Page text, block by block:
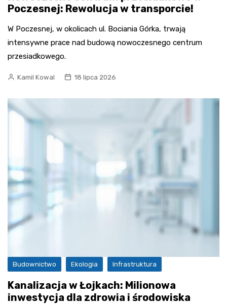
Poczesnej: Rewolucja w transporcie!
W Poczesnej, w okolicach ul. Bociania Górka, trwają
intensywne prace nad budową nowoczesnego centrum
przesiadkowego.
Kamil Kowal 18 lipca 2026
Budownictwo Ekologia Infrastruktura
Kanalizacja w Łojkach: Milionowa
inwestycja dla zdrowia i środowiska